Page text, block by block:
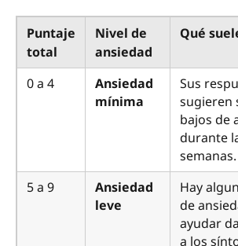
Puntaje
total
Nivel de
ansiedad
Qué
0 a 4
Ansiedad
mínima
Sus
sugieren
bajos de
durante
semanas.
5 a 9
Ansiedad
leve
Hay
de
ayudar
a los